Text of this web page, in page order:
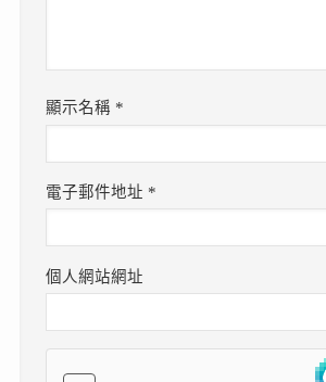
顯示名稱 *
電子郵件地址 *
個人網站網址